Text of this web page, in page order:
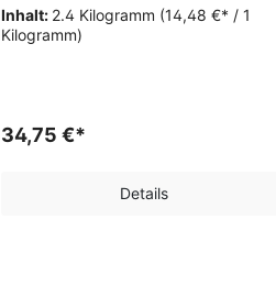
Inhalt: 2.4 Kilogramm (14,48 €* / 1
Kilogramm)
34,75 €*
Details